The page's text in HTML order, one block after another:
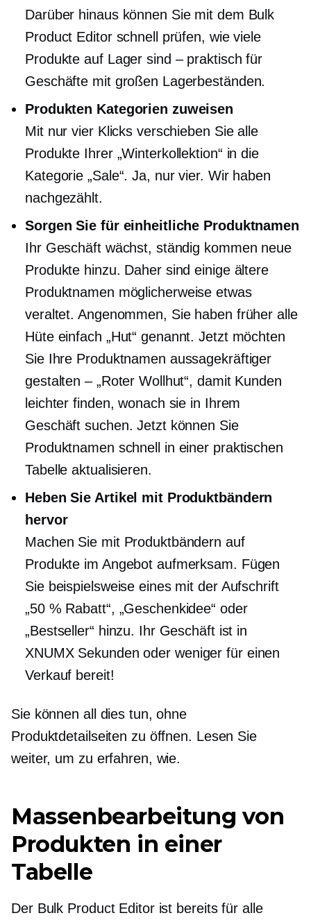
Darüber hinaus können Sie mit dem Bulk
Product Editor schnell prüfen, wie viele
Produkte auf Lager sind – praktisch für
Geschäfte mit großen Lagerbeständen.
Produkten Kategorien zuweisen
Mit nur vier Klicks verschieben Sie alle
Produkte Ihrer „Winterkollektion“ in die
Kategorie „Sale“. Ja, nur vier. Wir haben
nachgezählt.
Sorgen Sie für einheitliche Produktnamen
Ihr Geschäft wächst, ständig kommen neue
Produkte hinzu. Daher sind einige ältere
Produktnamen möglicherweise etwas
veraltet. Angenommen, Sie haben früher alle
Hüte einfach „Hut“ genannt. Jetzt möchten
Sie Ihre Produktnamen aussagekräftiger
gestalten – „Roter Wollhut“, damit Kunden
leichter finden, wonach sie in Ihrem
Geschäft suchen. Jetzt können Sie
Produktnamen schnell in einer praktischen
Tabelle aktualisieren.
Heben Sie Artikel mit Produktbändern
hervor
Machen Sie mit Produktbändern auf
Produkte im Angebot aufmerksam. Fügen
Sie beispielsweise eines mit der Aufschrift
„50 % Rabatt“, „Geschenkidee“ oder
„Bestseller“ hinzu. Ihr Geschäft ist in
XNUMX Sekunden oder weniger für einen
Verkauf bereit!
Sie können all dies tun, ohne
Produktdetailseiten zu öffnen. Lesen Sie
weiter, um zu erfahren, wie.
Massenbearbeitung von
Produkten in einer
Tabelle
Der Bulk Product Editor ist bereits für alle